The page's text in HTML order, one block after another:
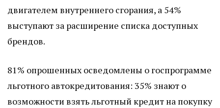
двигателем внутреннего сгорания, а 54%
выступают за расширение списка доступных
брендов.
81% опрошенных осведомлены о госпрограмме
льготного автокредитования: 35% знают о
возможности взять льготный кредит на покупку